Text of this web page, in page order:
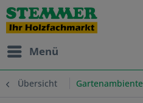
Menü
Übersicht Gartenambiente